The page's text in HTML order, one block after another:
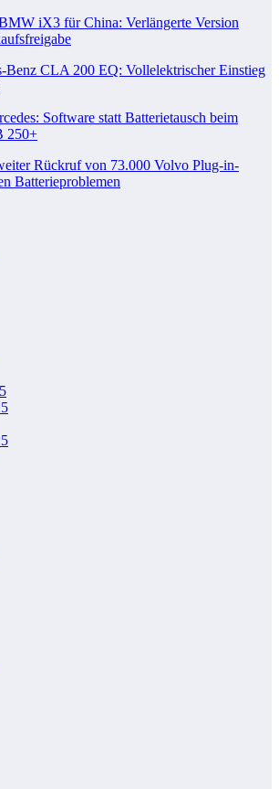
iX3 für China: Verlängerte Version
Benz CLA 200 EQ: Vollelektrischer Einstieg
Software statt Batterietausch beim
250+
Rückruf von 73.000 Volvo Plug-in-
Batterieproblemen